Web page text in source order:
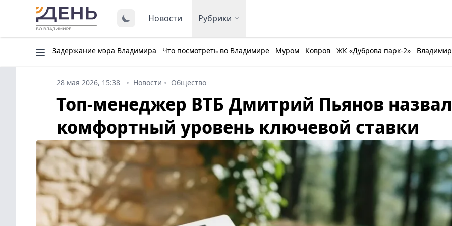
Новости Рубрики
Задержание мэра Владимира Что посмотреть во Владимире Муром Ковров ЖК «Дуброва парк-2»
28 мая 2026, 15:38 Новости Общество
Топ-менеджер ВТБ Дмитрий Пьянов назвал
комфортный уровень ключевой ставки